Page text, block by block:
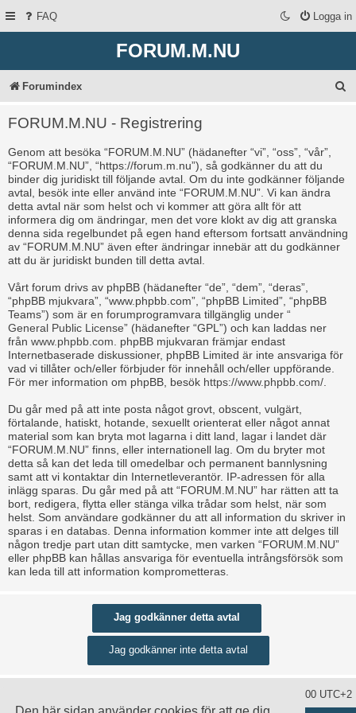
FAQ Logga in
FORUM.M.NU
Forumindex
FORUM.M.NU - Registrering
Genom att besöka “FORUM.M.NU” (hädanefter “vi”, “oss”, “vår”,
“FORUM.M.NU”, “https://forum.m.nu”), så godkänner du att du
binder dig juridiskt till följande avtal. Om du inte godkänner följande
avtal, besök inte eller använd inte “FORUM.M.NU”. Vi kan ändra
detta avtal när som helst och vi kommer att göra allt för att
informera dig om ändringar, men det vore klokt av dig att granska
denna sida regelbundet på egen hand eftersom fortsatt användning
av “FORUM.M.NU” även efter ändringar innebär att du godkänner
att du är juridiskt bunden till detta avtal.
Vårt forum drivs av phpBB (hädanefter “de”, “dem”, “deras”,
“phpBB mjukvara”, “www.phpbb.com”, “phpBB Limited”, “phpBB
Teams”) som är en forumprogramvara tillgänglig under “
General Public License” (hädanefter “GPL”) och kan laddas ner
från www.phpbb.com . phpBB mjukvaran främjar endast
Internetbaserade diskussioner, phpBB Limited är inte ansvariga för
vad vi tillåter och/eller förbjuder för innehåll och/eller uppförande.
För mer information om phpBB, besök https://www.phpbb.com/
Du går med på att inte posta något grovt, obscent, vulgärt,
förtalande, hatiskt, hotande, sexuellt orienterat eller något annat
material som kan bryta mot lagarna i ditt land, lagar i landet där
“FORUM.M.NU” finns, eller internationell lag. Om du bryter mot
detta så kan det leda till omedelbar och permanent bannlysning
samt att vi kontaktar din Internetleverantör. IP-adressen för alla
inlägg sparas. Du går med på att “FORUM.M.NU” har rätten att ta
bort, redigera, flytta eller stänga vilka trådar som helst, när som
helst. Som användare godkänner du att all information du skriver in
sparas i en databas. Denna information kommer inte att delges till
någon tredje part utan ditt samtycke, men varken “FORUM.M.NU”
eller phpBB kan hållas ansvariga för eventuella intrångsförsök som
kan leda till att information komprometteras.
Alla tidsangivelser är UTC+02:00 UTC+2